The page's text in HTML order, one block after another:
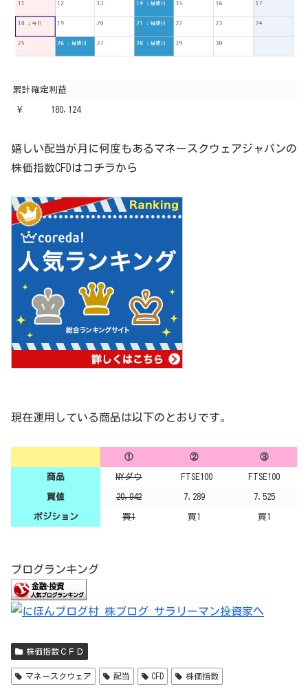
累計確定利益
¥ 180,124
嬉しい配当が月に何度もあるマネースクウェアジャパンの
株価指数CFDはコチラから
現在運用している商品は以下のとおりです。
① ② ③
商品 NYダウ FTSE100 FTSE100
買値 20,942 7,289 7,525
ポジション 買1 買1 買1
ブログランキング
株価指数ＣＦＤ
マネースクウェア 配当 CFD 株価指数